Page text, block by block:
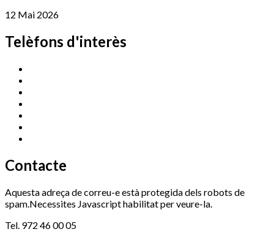
12 Mai 2026
Telèfons d'interès
Contacte
Aquesta adreça de correu-e està protegida dels robots de
spam.Necessites Javascript habilitat per veure-la.
Tel. 972 46 00 05